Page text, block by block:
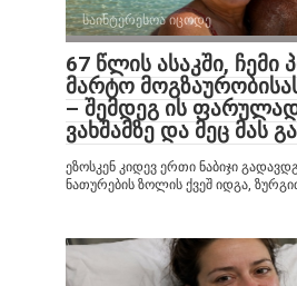
საინტერესოა იცოდე
67 წლის ასაკში, ჩემი
მარტო
– შემდეგ ის
ვახშამზე და მეც მას
ეზოსკენ კიდევ ერთი ნაბიჯი
ნათურების ზოლის ქვეშ იდგა,